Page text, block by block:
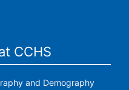
CCHS
and Demography